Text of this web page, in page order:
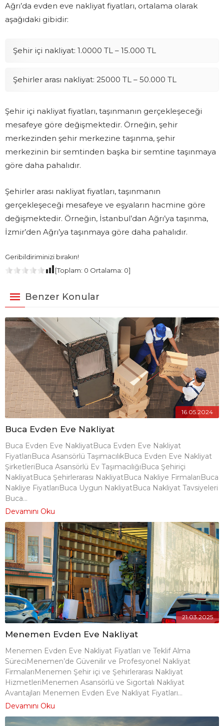
Ağrı’da evden eve nakliyat fiyatları, ortalama olarak
aşağıdaki gibidir:
Şehir içi nakliyat: 1.0000 TL – 15.000 TL
Şehirler arası nakliyat: 25000 TL – 50.000 TL
Şehir içi nakliyat fiyatları, taşınmanın gerçekleşeceği
mesafeye göre değişmektedir. Örneğin, şehir
merkezinden şehir merkezine taşınma, şehir
merkezinin bir semtinden başka bir semtine taşınmaya
göre daha pahalıdır.
Şehirler arası nakliyat fiyatları, taşınmanın
gerçekleşeceği mesafeye ve eşyaların hacmine göre
değişmektedir. Örneğin, İstanbul’dan Ağrı’ya taşınma,
İzmir’den Ağrı’ya taşınmaya göre daha pahalıdır.
Geribildiriminizi bırakın!
[Toplam: 0 Ortalama: 0]
Benzer Konular
16.05.2024
Buca Evden Eve Nakliyat
Buca Evden Eve NakliyatBuca Evden Eve Nakliyat
FiyatlarıBuca Asansörlü TaşımacılıkBuca Evden Eve Nakliyat
ŞirketleriBuca Asansörlü Ev TaşımacılığıBuca Şehiriçi
NakliyatBuca Şehirlerarası NakliyatBuca Nakliye FirmalarıBuca
Nakliye FiyatlarıBuca Uygun NakliyatBuca Nakliyat Tavsiyeleri
Buca...
Devamını Oku
21.03.2025
Menemen Evden Eve Nakliyat
Menemen Evden Eve Nakliyat Fiyatları ve Teklif Alma
SüreciMenemen’de Güvenilir ve Profesyonel Nakliyat
FirmalarıMenemen Şehir içi ve Şehirlerarası Nakliyat
HizmetleriMenemen Asansörlü ve Sigortalı Nakliyat
Avantajları Menemen Evden Eve Nakliyat Fiyatları...
Devamını Oku